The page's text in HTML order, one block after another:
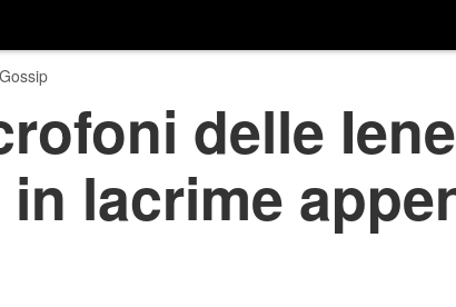
delle
lacrime